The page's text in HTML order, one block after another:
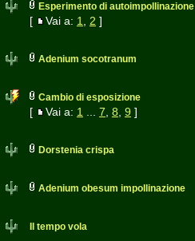
Esperimento di autoimpollinazione
[ Vai a: 1 2 ]
Adenium socotranum
Cambio di esposizione
[ Vai a: 1 7 8 9]
Dorstenia crispa
Adenium obesum impollinazione
Il tempo vola